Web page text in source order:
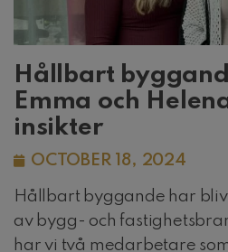
Hållbart
Emma och
insikter
OCTOBER 18, 2024
Hållbart byggande har
av bygg- och
har vi två medarbetare